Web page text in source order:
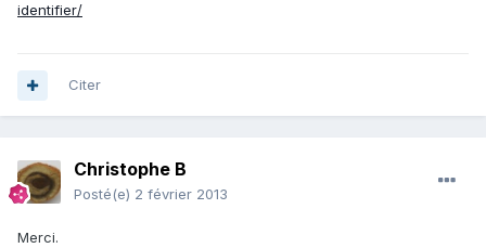
identifier/
Citer
Christophe B
Posté(e) 2 février 2013
Merci.